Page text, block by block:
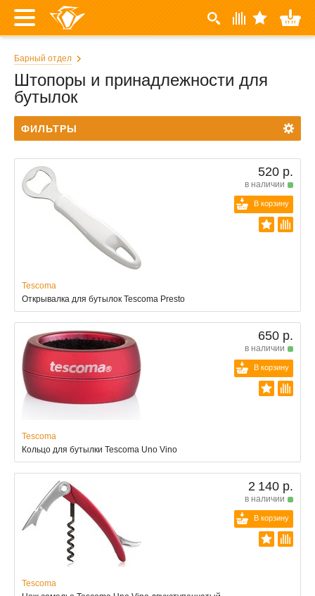
Барный отдел
Штопоры и принадлежности для
бутылок
ФИЛЬТРЫ
520 р.
в наличии
В корзину
Tescoma
Открывалка для бутылок Tescoma Presto
650 р.
в наличии
В корзину
Tescoma
Кольцо для бутылки Tescoma Uno Vino
2 140 р.
в наличии
В корзину
Tescoma